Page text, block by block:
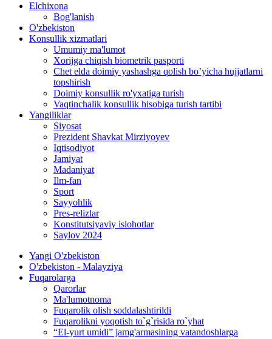
Elchixona
Bog'lanish
O'zbekiston
Konsullik xizmatlari
Umumiy ma'lumot
Xorijga chiqish biometrik pasporti
Chet elda doimiy yashashga qolish bo’yicha hujjatlarni
topshirish
Doimiy konsullik ro'yxatiga turish
Vaqtinchalik konsullik hisobiga turish tartibi
Yangiliklar
Siyosat
Prezident Shavkat Mirziyoyev
Iqtisodiyot
Jamiyat
Madaniyat
Ilm-fan
Sport
Sayyohlik
Pres-relizlar
Konstitutsiyaviy islohotlar
Saylov 2024
Yangi O'zbekiston
O'zbekiston - Malayziya
Fuqarolarga
Qarorlar
Ma'lumotnoma
Fuqarolik olish soddalashtirildi
Fuqarolikni yoqotish to`g`risida ro`yhat
“El-yurt umidi” jamg'armasining vatandoshlarga